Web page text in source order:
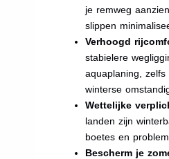
je remweg
slippen
Verhoogd
stabielere
aquaplaning,
winterse
Wettelijke
landen zijn
boetes en
Bescherm je